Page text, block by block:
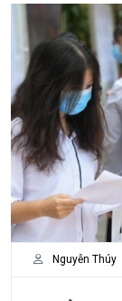
Nguyễn Thúy